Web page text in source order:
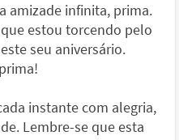
amizade infinita, prima.
estou torcendo pelo
seu aniversário.
instante com alegria,
Lembre-se que esta